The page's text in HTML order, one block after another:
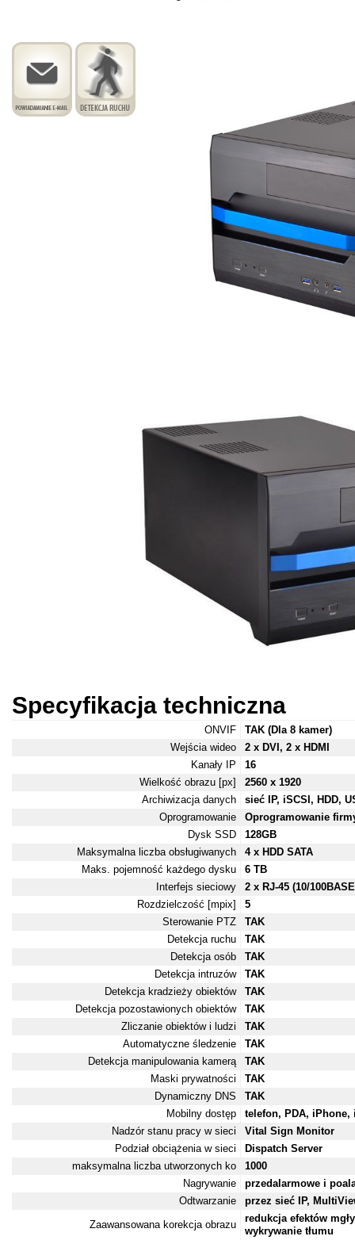
Specyfikacja techniczna
ONVIF
TAK (Dla 8 kamer)
Wejścia wideo
2 x DVI, 2 x HDMI
Kanały IP
16
Wielkość obrazu [px]
2560 x 1920
Archiwizacja danych
sieć IP, iSCSI, HDD,
Oprogramowanie
Oprogramowanie
Dysk SSD
128GB
Maksymalna liczba obsługiwanych
4 x HDD SATA
Maks. pojemność każdego dysku
6 TB
Interfejs sieciowy
2 x RJ-45 (10/
Rozdzielczość [mpix]
5
Sterowanie PTZ
TAK
Detekcja ruchu
TAK
Detekcja osób
TAK
Detekcja intruzów
TAK
Detekcja kradzieży obiektów
TAK
Detekcja pozostawionych obiektów
TAK
Zliczanie obiektów i ludzi
TAK
Automatyczne śledzenie
TAK
Detekcja manipulowania kamerą
TAK
Maski prywatności
TAK
Dynamiczny DNS
TAK
Mobilny dostęp
telefon, PDA, iPhone,
Nadzór stanu pracy w sieci
Vital Sign Monitor
Podział obciążenia w sieci
Dispatch Server
maksymalna liczba utworzonych ko
1000
Nagrywanie
przedalarmowe i
Odtwarzanie
przez sieć IP,
Zaawansowana korekcja obrazu
redukcja efektów
wykrywanie tłumu